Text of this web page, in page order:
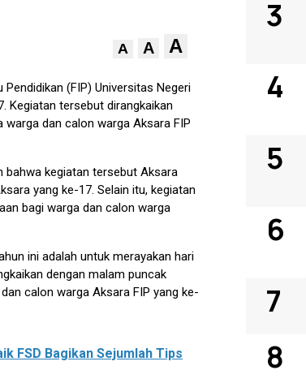
A A A
(FIP) Universitas Negeri
Kegiatan tersebut dirangkaikan
dan calon warga Aksara FIP
bahwa kegiatan tersebut Aksara
yang ke-17. Selain itu, kegiatan
bagi warga dan calon warga
ini adalah untuk merayakan hari
dengan malam puncak
calon warga Aksara FIP yang ke-
FSD Bagikan Sejumlah Tips